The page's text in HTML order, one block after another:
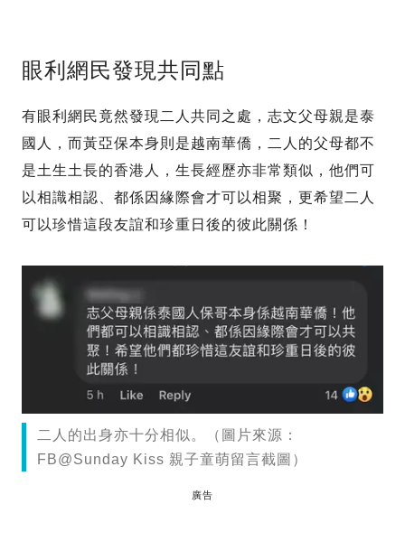
眼利網民發現共同點
有眼利網民竟然發現二人共同之處，志文父母親是泰
國人，而黃亞保本身則是越南華僑，二人的父母都不
是土生土長的香港人，生長經歷亦非常類似，他們可
以相識相認、都係因緣際會才可以相聚，更希望二人
可以珍惜這段友誼和珍重日後的彼此關係！
二人的出身亦十分相似。（圖片來源：
FB@Sunday Kiss 親子童萌留言截圖）
廣告